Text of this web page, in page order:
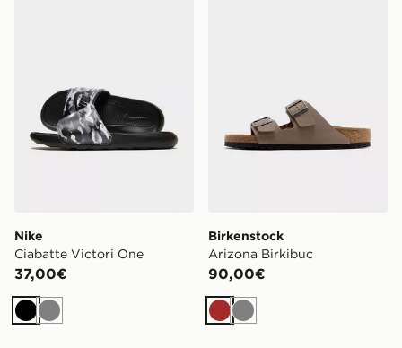
Nike
Ciabatte Victori One
37,00€
NeroGrigio
Birkenstock
Arizona Birkibuc
90,00€
Marrone
Grigio